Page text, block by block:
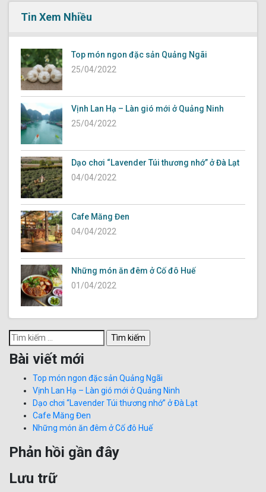
Tin Xem Nhiều
Top món ngon đặc sản Quảng Ngãi
25/04/2022
Vịnh Lan Hạ – Làn gió mới ở Quảng Ninh
25/04/2022
Dạo chơi “Lavender Túi thương nhớ” ở Đà Lạt
04/04/2022
Cafe Măng Đen
04/04/2022
Những món ăn đêm ở Cố đô Huế
01/04/2022
Tìm
kiếm
cho:
Bài viết mới
Top món ngon đặc sản Quảng Ngãi
Vịnh Lan Hạ – Làn gió mới ở Quảng Ninh
Dạo chơi “Lavender Túi thương nhớ” ở Đà Lạt
Cafe Măng Đen
Những món ăn đêm ở Cố đô Huế
Phản hồi gần đây
Lưu trữ